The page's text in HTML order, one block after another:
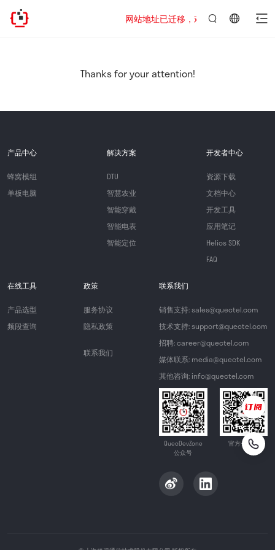
网站地址已迁移，欢迎访问新址：
Thanks for your attention!
产品中心
蜂窝模组
单板电脑
解决方案
DTU
智慧农业
智能穿戴
智能电表
智能定位
开发者中心
资源下载
文档中心
开发工具
应用笔记
Helios SDK
FAQ
在线工具
产品选型
频段查询
政策
服务协议
隐私政策
联系我们
联系我们
销售支持: sales@quectel.com
技术支持: support@quectel.com
招聘: career@quectel.com
媒体联系: media@quectel.com
其他咨询: info@quectel.com
QuecDevZone
公众号
官方公众号